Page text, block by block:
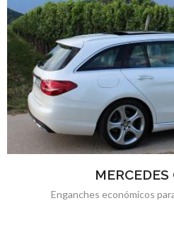
Enganches económicos